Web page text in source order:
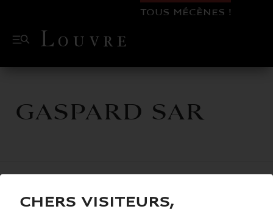
TOUS MÉCÈNES !
Gaspard SAR
Chers visiteurs,